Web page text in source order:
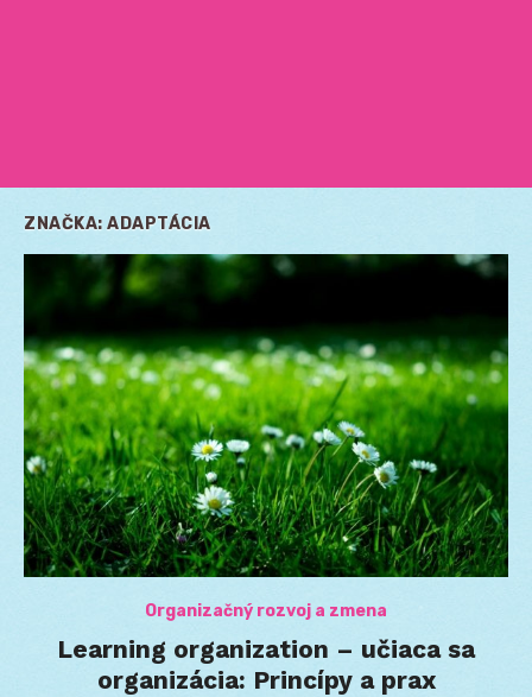
ZNAČKA: ADAPTÁCIA
Organizačný rozvoj a zmena
Learning organization – učiaca sa
organizácia: Princípy a prax